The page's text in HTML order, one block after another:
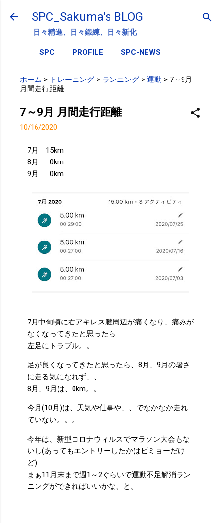
スキップしてメイン コンテンツに移動
SPC_Sakuma's BLOG
日々精進、日々鍛練、日々新化
SPC PROFILE SPC-NEWS
ホーム > トレーニング > ランニング > 運動 > 7～9月
月間走行距離
7～9月 月間走行距離
10/16/2020
7月 15km
8月 0km
9月 0km
7月中旬頃に右アキレス腱周辺が痛くなり、痛みが
なくなってきたと思ったら
左足にトラブル。。
足が良くなってきたと思ったら、8月、9月の暑さ
に走る気になれず、、
8月、9月は、0km。。
今月(10月)は、天気や仕事や、、でなかなか走れ
ていない。。。
今年は、新型コロナウィルスでマラソン大会もな
いし(あってもエントリーしたかはビミョーだけ
ど)
まぁ11月末まで週1～2ぐらいで運動不足解消ラン
ニングができればいいかな、と。